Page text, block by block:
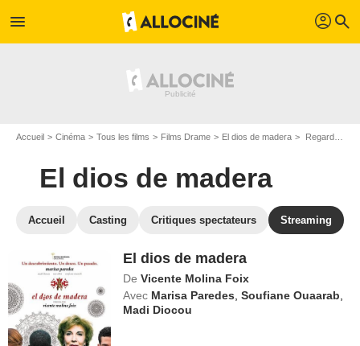
menu profil search
Accueil Cinéma Tous les films Films Drame El dios de madera Regarder El dios de madera en SVOD
El dios de madera
Accueil Casting Critiques spectateurs Streaming
El dios de madera
De Vicente Molina Foix
Avec Marisa Paredes ,Soufiane Ouaarab
Madi Diocou